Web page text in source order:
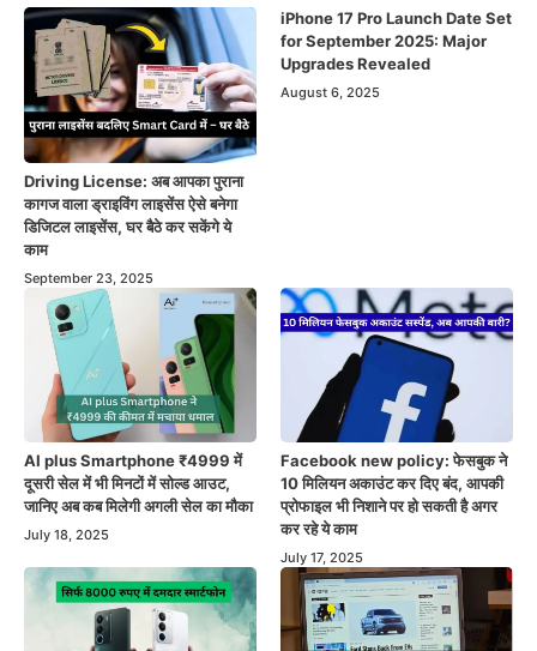
Driving License: अब आपका पुराना
कागज वाला ड्राइविंग लाइसेंस ऐसे बनेगा
डिजिटल लाइसेंस, घर बैठे कर सकेंगे ये
काम
September 23, 2025
iPhone 17 Pro Launch Date Set
for September 2025: Major
Upgrades Revealed
August 6, 2025
AI plus Smartphone ₹4999 में
दूसरी सेल में भी मिनटों में सोल्ड आउट,
जानिए अब कब मिलेगी अगली सेल का मौका
July 18, 2025
Facebook new policy: फेसबुक ने
10 मिलियन अकाउंट कर दिए बंद, आपकी
प्रोफाइल भी निशाने पर हो सकती है अगर
कर रहे ये काम
July 17, 2025